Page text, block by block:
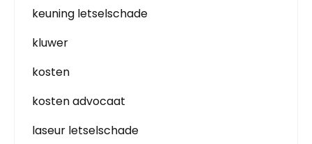
keuning letselschade
kluwer
kosten
kosten advocaat
laseur letselschade